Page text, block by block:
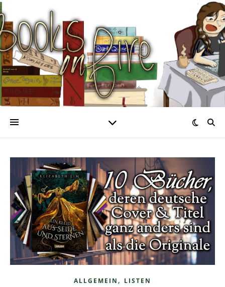
ALLGEMEIN , LISTEN